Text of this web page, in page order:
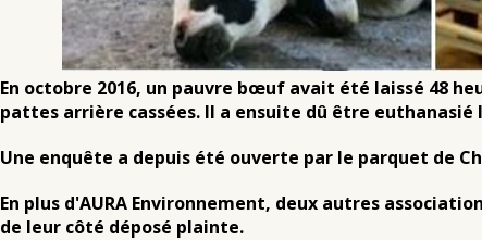
En octobre 2016, un pauvre bœuf avait été laissé 48
pattes arrière cassées. Il a ensuite dû être euthanasié
Une enquête a depuis été ouverte par le parquet de
En plus d'AURA Environnement, deux autres
de leur côté déposé plainte.